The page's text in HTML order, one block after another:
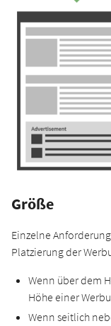
Größe
Einzelne
Platzierung der
Wenn über dem
Höhe einer
Wenn seitlich